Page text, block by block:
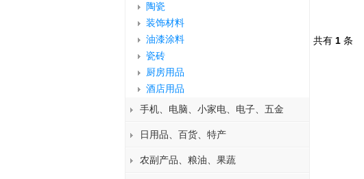
陶瓷
装饰材料
油漆涂料
瓷砖
厨房用品
酒店用品
手机、电脑、小家电、电子、五金
日用品、百货、特产
农副产品、粮油、果蔬
共有 1 条